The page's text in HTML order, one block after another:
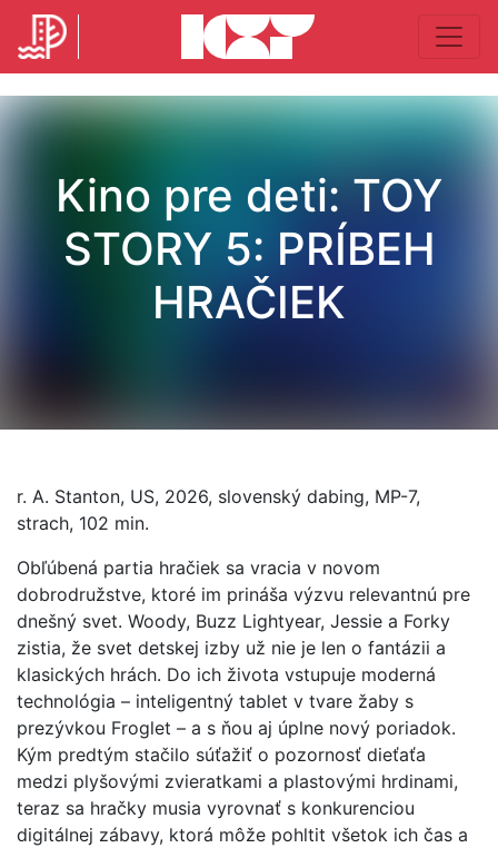
Kino pre deti: TOY
STORY 5: PRÍBEH
HRAČIEK
r. A. Stanton, US, 2026, slovenský dabing, MP-7,
strach, 102 min.
Obľúbená partia hračiek sa vracia v novom
dobrodružstve, ktoré im prináša výzvu relevantnú pre
dnešný svet. Woody, Buzz Lightyear, Jessie a Forky
zistia, že svet detskej izby už nie je len o fantázii a
klasických hrách. Do ich života vstupuje moderná
technológia – inteligentný tablet v tvare žaby s
prezývkou Froglet – a s ňou aj úplne nový poriadok.
Kým predtým stačilo súťažiť o pozornosť dieťaťa
medzi plyšovými zvieratkami a plastovými hrdinami,
teraz sa hračky musia vyrovnať s konkurenciou
digitálnej zábavy, ktorá môže pohltit všetok ich čas a